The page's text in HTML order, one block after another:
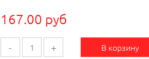
167.00 руб
- + В корзину